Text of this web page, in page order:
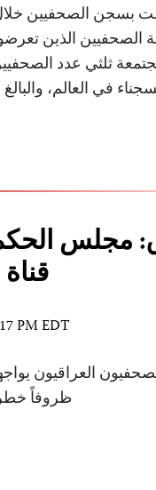
الصحفيين الذين
ثلثي عدد
في العالم، والبالغ
مجلس
PM EDT
العراقيون
ظروفاً